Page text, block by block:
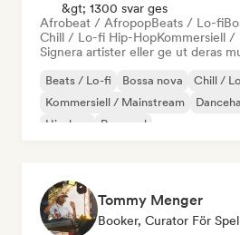
&gt; 1300 svar ges
Afrobeat / AfropopBeats / Lo-fi
Chill / Lo-fi Hip-HopKommersiell /
Signera artister eller ge ut deras
Beats / Lo-fi Bossa nova
Chill /
Kommersiell / Mainstream
Hip-hop
Pop soul
Tommy Menger
Booker, Curator För